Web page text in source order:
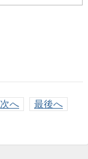
次へ 最後へ